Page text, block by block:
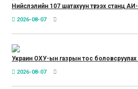
Нийслэлийн 107 шатахуун түгээх станц
2026-08-07
Украин ОХУ-ын газрын тос боловсруулах
2026-08-07